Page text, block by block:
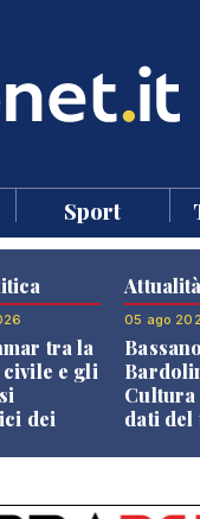
Sport
tra la
e gli
dei
Attualità
05 ago
Cultura
dati del